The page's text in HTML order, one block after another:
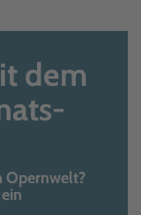
dem
Opernwelt?